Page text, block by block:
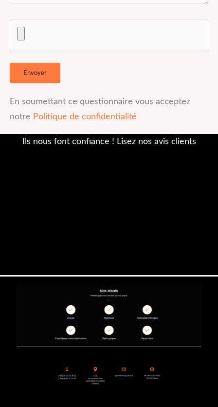
En soumettant ce questionnaire vous acceptez
notre Politique de confidentialité
Ils nous font confiance ! Lisez nos avis clients